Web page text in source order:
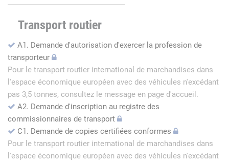
Transport routier
A1. Demande d'autorisation d'exercer la profession de
transporteur
Pour le transport routier international de marchandises dans
l'espace économique européen avec des véhicules n'excédant
pas 3,5 tonnes, consultez le message en page d'accueil.
A2. Demande d'inscription au registre des
commissionnaires de transport
C1. Demande de copies certifiées conformes
Pour le transport routier international de marchandises dans
l'espace économique européen avec des véhicules n'excédant